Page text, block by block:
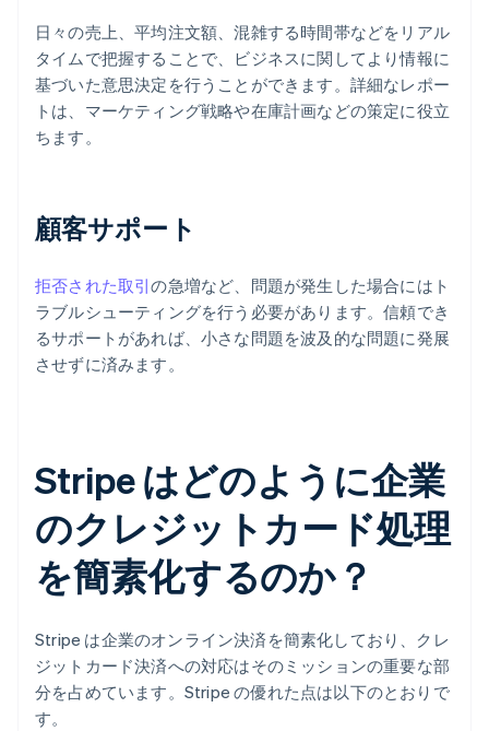
日々の売上、平均注文額、混雑する時間帯などをリアル
タイムで把握することで、ビジネスに関してより情報に
基づいた意思決定を行うことができます。詳細なレポー
トは、マーケティング戦略や在庫計画などの策定に役立
ちます。
顧客サポート
拒否された取引の急増など、問題が発生した場合にはト
ラブルシューティングを行う必要があります。信頼でき
るサポートがあれば、小さな問題を波及的な問題に発展
させずに済みます。
Stripe はどのように企業
のクレジットカード処理
を簡素化するのか？
Stripe は企業のオンライン決済を簡素化しており、クレ
ジットカード決済への対応はそのミッションの重要な部
分を占めています。Stripe の優れた点は以下のとおりで
す。